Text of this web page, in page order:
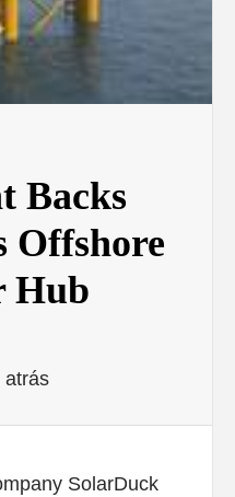
Backs
Offshore
Hub
atrás
SolarDuck